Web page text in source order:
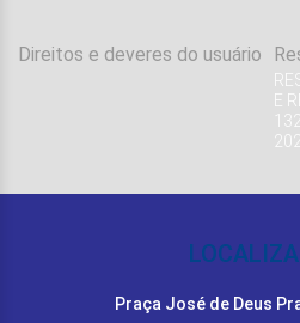
Direitos e deveres do usuário
E
Praça José de Deus